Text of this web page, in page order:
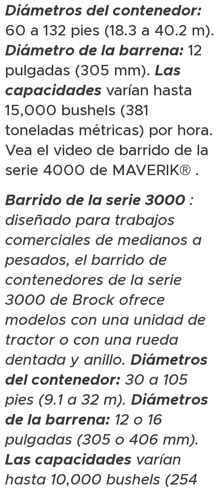
Diámetros del contenedor:
60 a 132 pies (18.3 a 40.2 m).
Diámetro de la barrena: 12
pulgadas (305 mm). Las
capacidades varían hasta
15,000 bushels (381
toneladas métricas) por hora.
Vea el video de barrido de la
serie 4000 de MAVERIK® .
Barrido de la serie 3000 :
diseñado para trabajos
comerciales de medianos a
pesados, el barrido de
contenedores de la serie
3000 de Brock ofrece
modelos con una unidad de
tractor o con una rueda
dentada y anillo. Diámetros
del contenedor: 30 a 105
pies (9.1 a 32 m). Diámetros
de la barrena: 12 o 16
pulgadas (305 o 406 mm).
Las capacidades varían
hasta 10,000 bushels (254